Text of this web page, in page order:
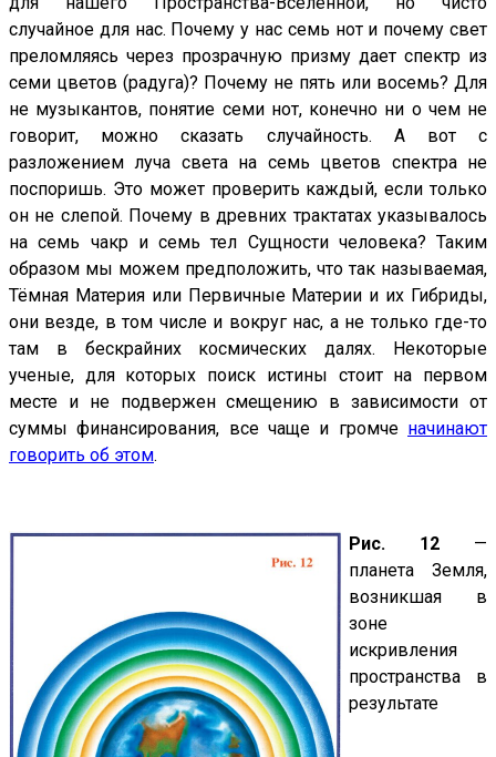
случайное для нас. Почему у нас семь нот и почему свет
преломляясь через прозрачную призму дает спектр из
семи цветов (радуга)? Почему не пять или восемь? Для
не музыкантов, понятие семи нот, конечно ни о чем не
говорит, можно сказать случайность. А вот с
разложением луча света на семь цветов спектра не
поспоришь. Это может проверить каждый, если только
он не слепой. Почему в древних трактатах указывалось
на семь чакр и семь тел Сущности человека? Таким
образом мы можем предположить, что так называемая,
Тёмная Материя или Первичные Материи и их Гибриды,
они везде, в том числе и вокруг нас, а не только где-то
там в бескрайних космических далях. Некоторые
ученые, для которых поиск истины стоит на первом
месте и не подвержен смещению в зависимости от
суммы финансирования, все чаще и громче начинают
говорить об этом.
Рис. 12 —
планета Земля,
возникшая в
зоне
искривления
пространства в
результате